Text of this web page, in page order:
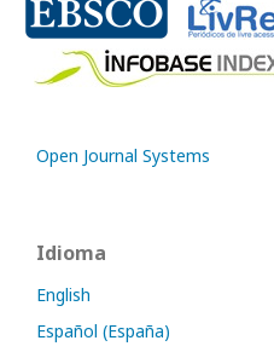
Open Journal Systems
Idioma
English
Español (España)